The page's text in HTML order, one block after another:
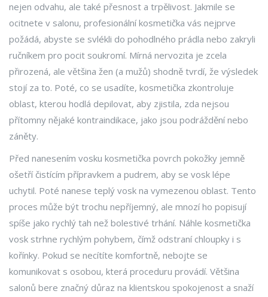
nejen odvahu, ale také přesnost a trpělivost. Jakmile se
ocitnete v salonu, profesionální kosmetička vás nejprve
požádá, abyste se svlékli do pohodlného prádla nebo zakryli
ručníkem pro pocit soukromí. Mírná nervozita je zcela
přirozená, ale většina žen (a mužů) shodně tvrdí, že výsledek
stojí za to. Poté, co se usadíte, kosmetička zkontroluje
oblast, kterou hodlá depilovat, aby zjistila, zda nejsou
přítomny nějaké kontraindikace, jako jsou podráždění nebo
záněty.
Před nanesením vosku kosmetička povrch pokožky jemně
ošetří čistícím přípravkem a pudrem, aby se vosk lépe
uchytil. Poté nanese teplý vosk na vymezenou oblast. Tento
proces může být trochu nepříjemný, ale mnozí ho popisují
spíše jako rychlý tah než bolestivé trhání. Náhle kosmetička
vosk strhne rychlým pohybem, čímž odstraní chloupky i s
kořínky. Pokud se necítíte komfortně, nebojte se
komunikovat s osobou, která proceduru provádí. Většina
salonů bere značný důraz na klientskou spokojenost a snaží